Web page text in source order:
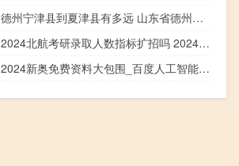
德州宁津县到夏津县有多远 山东省德州市宁津县
2024北航考研录取人数指标扩招吗 2024年考研扩招140万人
2024新奥免费资料大包围_百度人工智能_安卓版636.64.279